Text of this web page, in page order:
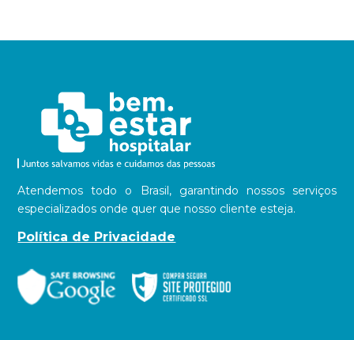
Atendemos todo o Brasil, garantindo nossos serviços
especializados onde quer que nosso cliente esteja.
Política de Privacidade